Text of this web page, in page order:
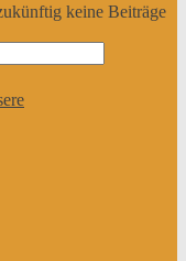
keine Beiträge